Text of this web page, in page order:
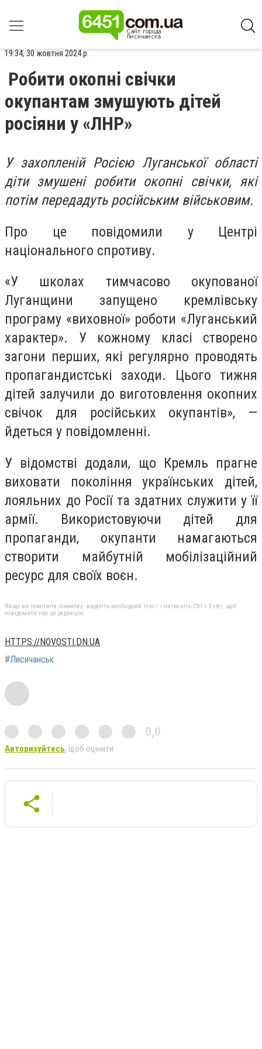
19:34, 30 жовтня 2024 р.
Робити окопні свічки
окупантам змушують дітей
росіяни у «ЛНР»
У захопленій Росією Луганської області
діти змушені робити окопні свічки, які
потім передадуть російським військовим.
Про це повідомили у Центрі
національного спротиву.
«У школах тимчасово окупованої
Луганщини запущено кремлівську
програму «виховної» роботи «Луганський
характер». У кожному класі створено
загони перших, які регулярно проводять
пропагандистські заходи. Цього тижня
дітей залучили до виготовлення окопних
свічок для російських окупантів», —
йдеться у повідомленні.
У відомстві додали, що Кремль прагне
виховати покоління українських дітей,
лояльних до Росії та здатних служити у її
армії. Використовуючи дітей для
пропаганди, окупанти намагаються
створити майбутній мобілізаційний
ресурс для своїх воєн.
Якщо ви помітили помилку, виділіть необхідний текст і натисніть Ctrl + Enter, щоб
повідомити про це редакцію
HTTPS://NOVOSTI.DN.UA
#Лисичанськ
0,0
Авторизуйтесь, щоб оцінити